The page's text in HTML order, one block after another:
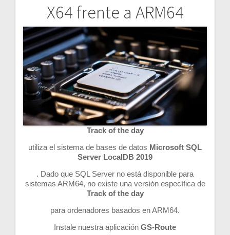
X64 frente a ARM64
Track of the day
utiliza el sistema de bases de datos Microsoft SQL
Server LocalDB 2019
. Dado que SQL Server no está disponible para
sistemas ARM64, no existe una versión específica de
Track of the day
para ordenadores basados en ARM64.
Instale nuestra aplicación GS-Route
Navegación
de
entradas